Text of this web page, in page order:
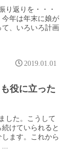
り返りを・・・
年は年末に娘が
、いろいろ計画
2019.01.01
役に立った
した。こうして
けていられると
ます。これから